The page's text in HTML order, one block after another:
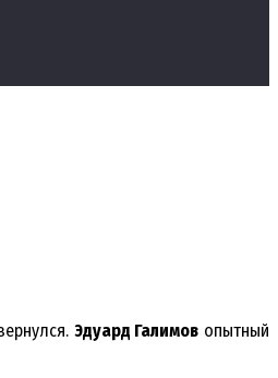
Эдуард Галимов опытный